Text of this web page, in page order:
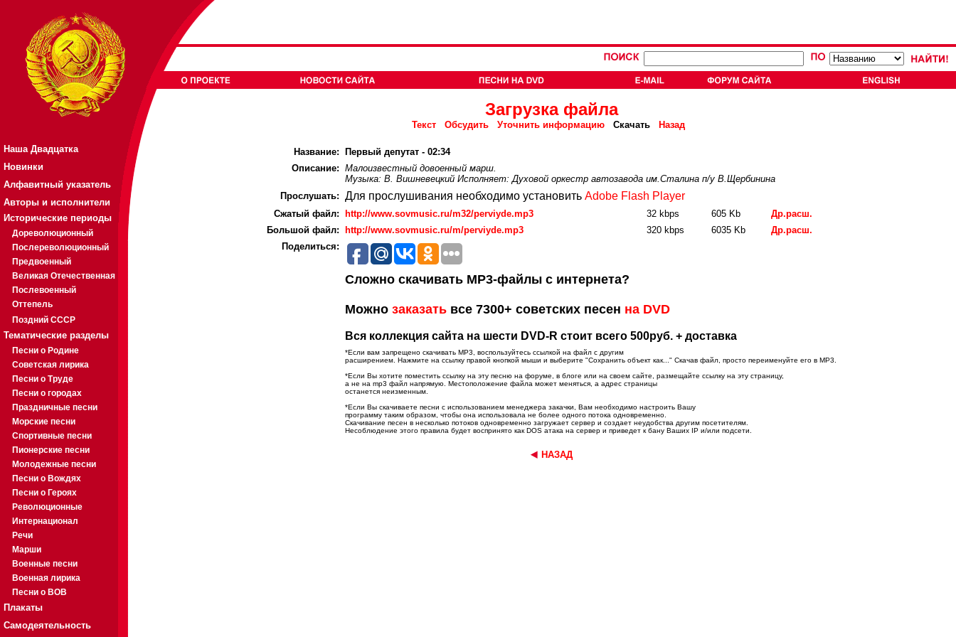
Наша Двадцатка
Новинки
Алфавитный указатель
Авторы и исполнители
Исторические периоды
Дореволюционный
Послереволюционный
Предвоенный
Великая Отечественная
Послевоенный
Оттепель
Поздний СССР
Тематические разделы
Песни о Родине
Советская лирика
Песни о Труде
Песни о городах
Праздничные песни
Морские песни
Спортивные песни
Пионерские песни
Молодежные песни
Песни о Вождях
Песни о Героях
Революционные
Интернационал
Речи
Марши
Военные песни
Военная лирика
Песни о ВОВ
Плакаты
Самодеятельность
Загрузка файла
Текст Обсудить Уточнить информацию Скачать Назад
Название:
Первый депутат - 02:34
Описание: Малоизвестный довоенный марш.
Музыка: В. Вишневецкий Исполняет: Духовой оркестр автозавода им.Сталина п/у В.Щербинина
Прослушать: Для прослушивания необходимо установить Adobe Flash Player
Cжатый файл: http://www.sovmusic.ru/m32/perviyde.mp3 32 kbps 605 Kb
Др.расш.
Большой файл:
http://www.sovmusic.ru/m/perviyde.mp3 320 kbps 6035 Kb
Др.расш.
Поделиться:
Сложно скачивать MP3-файлы с интернета?
Можно заказатьвсе 7300+ советских песен на DVD
Вся коллекция сайта на шести DVD-R стоит всего 500руб. + доставка
*Если вам запрещено скачивать MP3, воспользуйтесь ссылкой на файл с другим
расширением. Нажмите на ссылку правой кнопкой мыши и выберите "Сохранить объект как..." Скачав файл, просто переименуйте его в MP3.
*Если Вы хотите поместить ссылку на эту песню на форуме, в блоге или на своем сайте, размещайте ссылку на эту страницу,
а не на mp3 файл напрямую. Местоположение файла может меняться, а адрес страницы
останется неизменным.
*Если Вы скачиваете песни с использованием менеджера закачки, Вам необходимо настроить Вашу
программу таким образом, чтобы она использовала не более одного потока одновременно.
Скачивание песен в несколько потоков одновременно загружает сервер и создает неудобства другим посетителям.
Несоблюдение этого правила будет воспринято как DOS атака на сервер и приведет к бану Ваших IP и/или подсети.
НАЗАД